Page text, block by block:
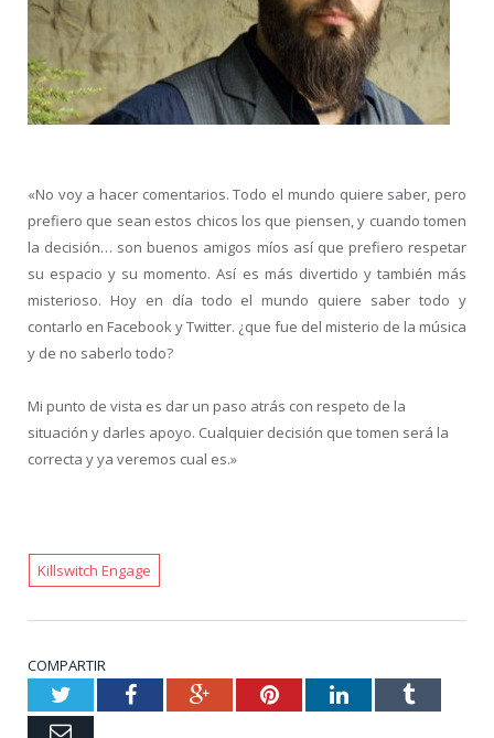
«No voy a hacer comentarios. Todo el mundo quiere saber, pero
prefiero que sean estos chicos los que piensen, y cuando tomen
la decisión… son buenos amigos míos así que prefiero respetar
su espacio y su momento. Así es más divertido y también más
misterioso. Hoy en día todo el mundo quiere saber todo y
contarlo en Facebook y Twitter. ¿que fue del misterio de la música
y de no saberlo todo?
Mi punto de vista es dar un paso atrás con respeto de la
situación y darles apoyo. Cualquier decisión que tomen será la
correcta y ya veremos cual es.»
Killswitch Engage
COMPARTIR
TwitterFacebookGoogle+PinterestLinkedInTumblr
Email